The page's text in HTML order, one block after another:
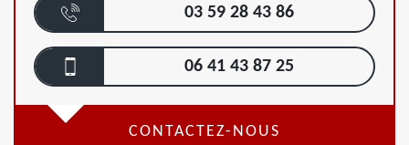
03 59 28 43 86
06 41 43 87 25
CONTACTEZ-NOUS